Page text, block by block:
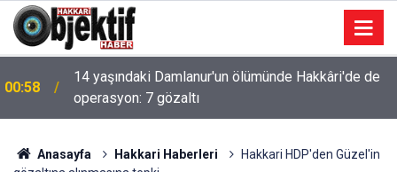
00:58
14 yaşındaki Damlanur'un ölümünde Hakkâri'de de
operasyon: 7 gözaltı
Anasayfa Hakkari Haberleri
Hakkari HDP'den Güzel'in